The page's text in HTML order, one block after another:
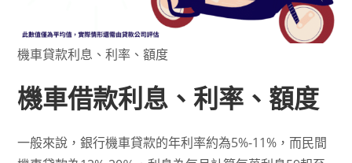
機車貸款利息、利率、額度
機車借款利息、利率、額度
一般來說，銀行機車貸款的年利率約為5%-11%，而民間